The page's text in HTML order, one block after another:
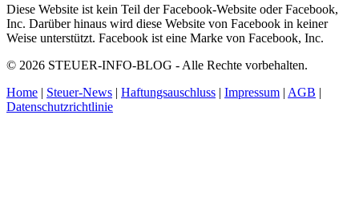
Diese Website ist kein Teil der Facebook-Website oder Facebook,
Inc. Darüber hinaus wird diese Website von Facebook in keiner
Weise unterstützt. Facebook ist eine Marke von Facebook, Inc.
© 2026 STEUER-INFO-BLOG - Alle Rechte vorbehalten.
Home | Steuer-News | Haftungsauschluss | Impressum | AGB |
Datenschutzrichtlinie